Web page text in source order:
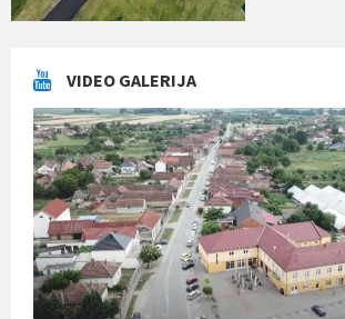
VIDEO GALERIJA